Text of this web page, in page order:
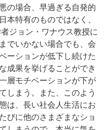
の場合、早過ぎる自発的
本特有のものではなく、
ジョン・ワナウス教授に
でいかない場合でも、会
ーションが低下し続けた
成果を挙げることができ
層モチベーションが下が
しまう。また、このよう
は、長い社会人生活にお
びに他のさまざまなショ